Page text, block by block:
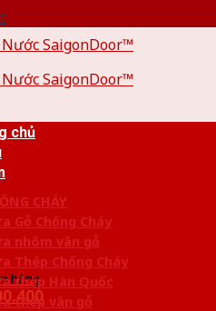
hàng
chủ
CHÁY
Gỗ Chống Cháy
nhôm vân gỗ
Thép Chống Cháy
thép Hàn Quốc
thép vân gỗ